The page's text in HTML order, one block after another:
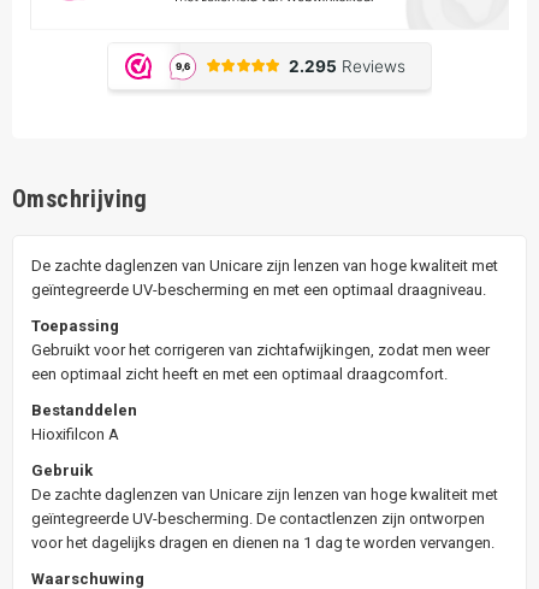
Omschrijving
De zachte daglenzen van Unicare zijn lenzen van hoge kwaliteit met
geïntegreerde UV-bescherming en met een optimaal draagniveau.
Toepassing
Gebruikt voor het corrigeren van zichtafwijkingen, zodat men weer
een optimaal zicht heeft en met een optimaal draagcomfort.
Bestanddelen
Hioxifilcon A
Gebruik
De zachte daglenzen van Unicare zijn lenzen van hoge kwaliteit met
geïntegreerde UV-bescherming. De contactlenzen zijn ontworpen
voor het dagelijks dragen en dienen na 1 dag te worden vervangen.
Waarschuwing